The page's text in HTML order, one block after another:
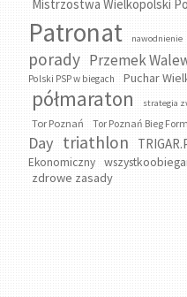
Mistrzostwa Wielkopolski
Patronat
nawodnienie
porady Przemek
Polski PSP w biegach
Puchar
półmaraton strategia
Tor Poznań Tor Poznań Bieg
Day triathlon
Ekonomiczny
zdrowe zasady